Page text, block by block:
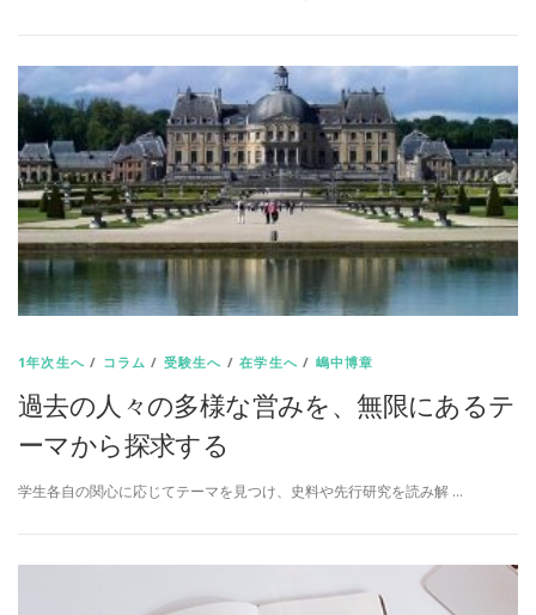
1年次生へ / コラム / 受験生へ /在学生へ / 嶋中博章
過去の人々の多様な営みを、無限にあるテ
ーマから探求する
学生各自の関心に応じてテーマを見つけ、史料や先行研究を読み解 …